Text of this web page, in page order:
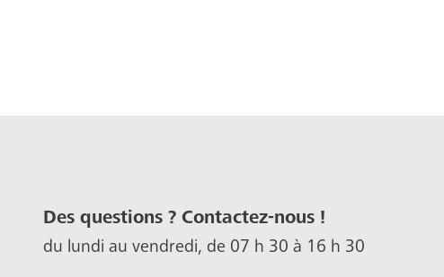
Des questions ? Contactez-nous !
du lundi au vendredi, de 07 h 30 à 16 h 30